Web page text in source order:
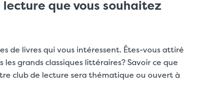
que vous souhaitez
de livres qui vous intéressent. Êtes-vous attiré
grands classiques littéraires? Savoir ce que
club de lecture sera thématique ou ouvert à